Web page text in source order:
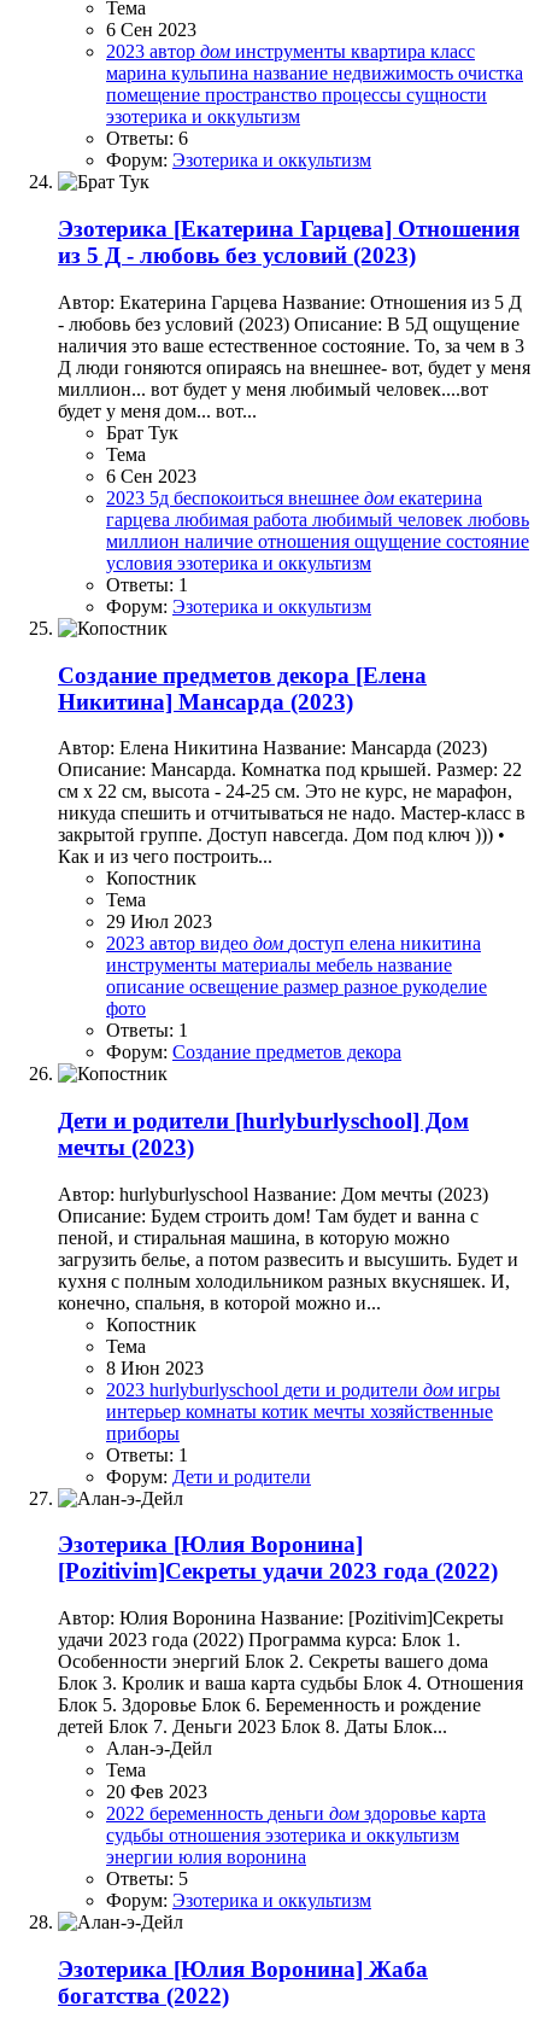
Тема
6 Сен 2023
2023 автор дом инструменты квартира класс
марина кульпина название недвижимость очистка
помещение пространство процессы сущности
эзотерика и оккультизм
Ответы: 6
Форум: Эзотерика и оккультизм
Эзотерика [Екатерина Гарцева] Отношения
из 5 Д - любовь без условий (2023)
Автор: Екатерина Гарцева Название: Отношения из 5 Д
- любовь без условий (2023) Описание: В 5Д ощущение
наличия это ваше естественное состояние. То, за чем в 3
Д люди гоняются опираясь на внешнее- вот, будет у меня
миллион... вот будет у меня любимый человек....вот
будет у меня дом... вот...
Брат Тук
Тема
6 Сен 2023
2023 5д беспокоиться внешнее дом екатерина
гарцева любимая работа любимый человек любовь
миллион наличие отношения ощущение состояние
условия эзотерика и оккультизм
Ответы: 1
Форум: Эзотерика и оккультизм
Создание предметов декора [Елена
Никитина] Мансарда (2023)
Автор: Елена Никитина Название: Мансарда (2023)
Описание: Мансарда. Комнатка под крышей. Размер: 22
см х 22 см, высота - 24-25 см. Это не курс, не марафон,
никуда спешить и отчитываться не надо. Мастер-класс в
закрытой группе. Доступ навсегда. Дом под ключ ))) •
Как и из чего построить...
Копостник
Тема
29 Июл 2023
2023 автор видео дом доступ елена никитина
инструменты материалы мебель название
описание освещение размер разное рукоделие
фото
Ответы: 1
Форум: Создание предметов декора
Дети и родители [hurlyburlyschool] Дом
мечты (2023)
Автор: hurlyburlyschool Название: Дом мечты (2023)
Описание: Будем строить дом! Там будет и ванна с
пеной, и стиральная машина, в которую можно
загрузить белье, а потом развесить и высушить. Будет и
кухня с полным холодильником разных вкусняшек. И,
конечно, спальня, в которой можно и...
Копостник
Тема
8 Июн 2023
2023 hurlyburlyschool дети и родители дом игры
интерьер комнаты котик мечты хозяйственные
приборы
Ответы: 1
Форум: Дети и родители
Эзотерика [Юлия Воронина]
[Pozitivim]Секреты удачи 2023 года (2022)
Автор: Юлия Воронина Название: [Pozitivim]Секреты
удачи 2023 года (2022) Программа курса: Блок 1.
Особенности энергий Блок 2. Секреты вашего дома
Блок 3. Кролик и ваша карта судьбы Блок 4. Отношения
Блок 5. Здоровье Блок 6. Беременность и рождение
детей Блок 7. Деньги 2023 Блок 8. Даты Блок...
Алан-э-Дейл
Тема
20 Фев 2023
2022 беременность деньги дом здоровье карта
судьбы отношения эзотерика и оккультизм
энергии юлия воронина
Ответы: 5
Форум: Эзотерика и оккультизм
Эзотерика [Юлия Воронина] Жаба
богатства (2022)